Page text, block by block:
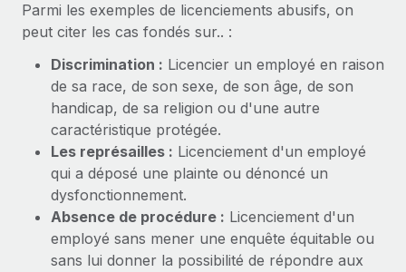
croissance mobile internationale, encourage les...
Parmi les exemples de licenciements abusifs, on
peut citer les cas fondés sur.. :
Discrimination : Licencier un employé en raison
de sa race, de son sexe, de son âge, de son
handicap, de sa religion ou d'une autre
caractéristique protégée.
Les représailles : Licenciement d'un employé
qui a déposé une plainte ou dénoncé un
dysfonctionnement.
Absence de procédure : Licenciement d'un
employé sans mener une enquête équitable ou
sans lui donner la possibilité de répondre aux